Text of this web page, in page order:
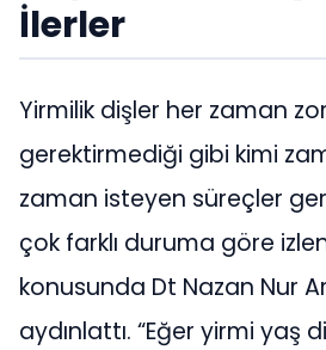
İlerler
Yirmilik dişler her zaman
gerektirmediği gibi kimi
zaman isteyen süreçler
çok farklı duruma göre
konusunda Dt Nazan Nur
aydınlattı. “Eğer yirmi yaş